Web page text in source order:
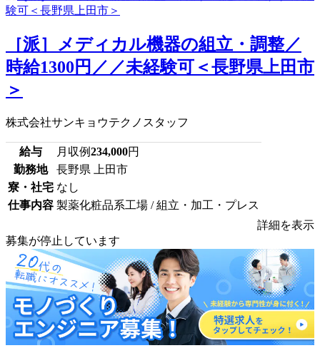
［派］メディカル機器の組立・調整／
時給1300円／／未経験可＜長野県上田市
＞
株式会社サンキョウテクノスタッフ
給与 月収例234,000円
勤務地
長野県 上田市
寮・社宅 なし
仕事内容 製薬化粧品系工場 / 組立・加工・プレス
詳細を表示
募集が停止しています